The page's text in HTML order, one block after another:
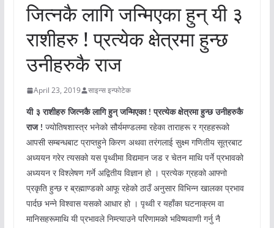
जित्नकै लागि जन्मिएका हुन् यी ३
राशीहरु ! प्रत्येक क्षेत्रमा हुन्छ
उनीहरुकै राज
April 23, 2019 साइन्स इन्फोटेक
यी ३ राशीहरु जित्नकै लागि हुन् जन्मिएका ! प्रत्येक क्षेत्रमा हुन्छ उनीहरुकै
राज ! ज्योतिषशास्त्र भनेको सौर्यमण्डलमा रहेका ताराहरू र ग्रहहरूको
आपसी सम्बन्धबाट प्राप्तहुने किरण अथवा तरंगलाई सुक्ष्म गणितीय सूत्रबाट
अध्ययन गरेर त्यसको यस पृथ्वीमा विद्यमान जड र चेतन माथि पर्ने प्रभावको
अध्ययन र विश्लेषण गर्ने अद्वितीय विज्ञान हो । प्रत्येक ग्रहको आफ्नो
प्रकृति हुन्छ र ब्रह्माण्डको आफू रहेको ठाउँ अनुसार विभिन्न खालका प्रभाव
पार्दछ भन्ने विश्वास यसको आधार हो । पृथ्वी र यहाँका घटनाक्रम वा
मानिसहरूमाथि यी प्रभावले निम्त्याउने परिणामको भविष्यवाणी गर्नु नै